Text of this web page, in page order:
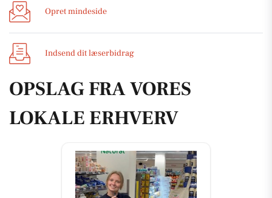
Opret mindeside
Indsend dit læserbidrag
OPSLAG FRA VORES
LOKALE ERHVERV